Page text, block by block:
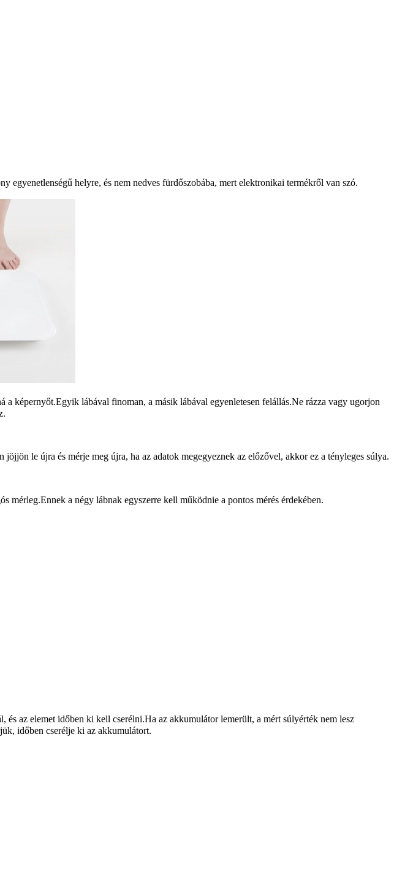
helyre, és nem nedves fürdőszobába, mert elektronikai termékről van szó.
képernyőt.Egyik lábával finoman, a másik lábával egyenletesen felállás.Ne rázza vagy ugorjon
le újra és mérje meg újra, ha az adatok megegyeznek az előzővel, akkor ez a tényleges súlya.
mérleg.Ennek a négy lábnak egyszerre kell működnie a pontos mérés érdekében.
az elemet időben ki kell cserélni.Ha az akkumulátor lemerült, a mért súlyérték nem lesz
időben cserélje ki az akkumulátort.